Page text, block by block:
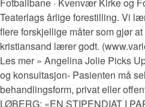
Teaterlags årlige forestilling. Vi
flere forskjellige måter som gjør
kristiansand lærer godt.
Les mer » Angelina Jolie Picks
og konsultasjon- Pasienten må
behandlingsform, privat eller
LØBERG: «EN STIPENDIAT I